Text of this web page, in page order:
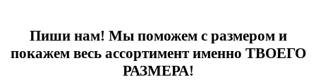
Пиши нам! Мы поможем с размером и
покажем весь ассортимент именно ТВОЕГО
РАЗМЕРА!